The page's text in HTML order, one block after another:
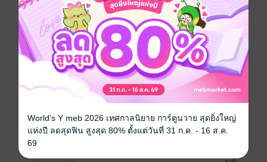
เอกมัย และ “ตำยั่วครกยักษ์” แซ่บนัวครบเครื่องกลางสยาม
หน้า 13
จะซื้อมือถือใหม่ใครว่ามีแค่ 2 ตัวเลือก หน้า 14
ทำนายดวงชะตา 12 นักษัตร กับอาจารย์ธนากร ตันอาวัช
นการ หน้า 15
ออลไนท์ และ “Mr.pizza” คาเฟ่สัญชาติเกาหลีระดับ
พรีเมียม หน้า 17
World's Y meb 2026 เทศกาลนิยาย การ์ตูนวาย สุดยิ่งใหญ่
แห่งปี ลดสุดฟิน สูงสุด 80% ตั้งแต่วันที่ 31 ก.ค. - 16 ส.ค.
69